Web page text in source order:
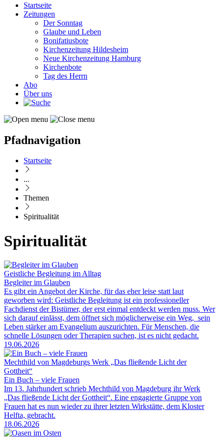
Startseite
Zeitungen
Der Sonntag
Glaube und Leben
Bonifatiusbote
Kirchenzeitung Hildesheim
Neue Kirchenzeitung Hamburg
Kirchenbote
Tag des Herrn
Abo
Über uns
Pfadnavigation
Startseite
...
Themen
Spiritualität
Spiritualität
Geistliche Begleitung im Alltag
Begleiter im Glauben
Es gibt ein Angebot der Kirche, für das eher leise statt laut
geworben wird: Geistliche Begleitung ist ein professioneller
Fachdienst der Bistümer, der erst einmal entdeckt werden muss. Wer
sich darauf einlässt, dem öffnet sich möglicherweise ein Weg, sein
Leben stärker am Evangelium auszurichten. Für Menschen, die
schnelle Lösungen oder Therapien suchen, ist es nicht gedacht.
19.06.2026
Mechthild von Magdeburgs Werk „Das fließende Licht der
Gottheit“
Ein Buch – viele Frauen
Im 13. Jahrhundert schrieb Mechthild von Magdeburg ihr Werk
„Das fließende Licht der Gottheit“. Eine engagierte Gruppe von
Frauen hat es nun wieder zu ihrer letzten Wirkstätte, dem Kloster
Helfta, gebracht.
18.06.2026